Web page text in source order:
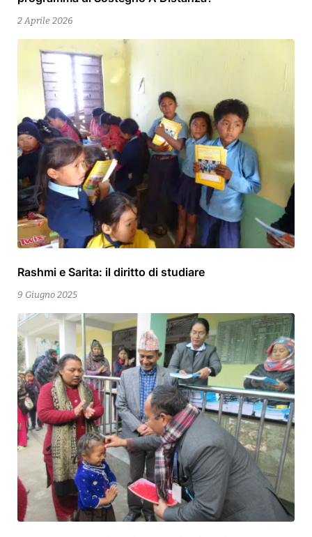
2 Aprile 2026
2026
Rashmi e Sarita: il diritto di studiare
9 Giugno 2025
23
Febbraio